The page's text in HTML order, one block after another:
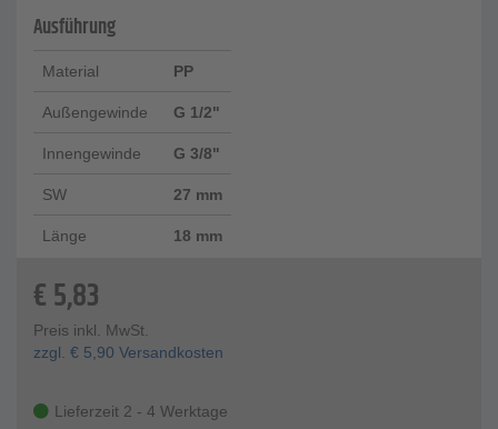
Ausführung
Material PP
Außengewinde G 1/2"
Innengewinde G 3/8"
SW 27 mm
Länge 18 mm
€5,83
Preis inkl. MwSt.
zzgl. € 5,90 Versandkosten
Lieferzeit 2 - 4 Werktage